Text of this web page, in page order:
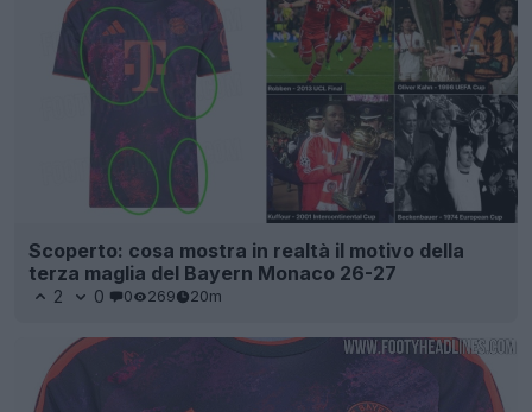
Scoperto: cosa mostra in realtà il motivo della
terza maglia del Bayern Monaco 26-27
2 0 0 269 20m